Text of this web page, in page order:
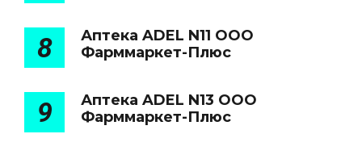
8
Аптека ADEL N11 ООО
Фарммаркет-Плюс
9
Аптека ADEL N13 ООО
Фарммаркет-Плюс